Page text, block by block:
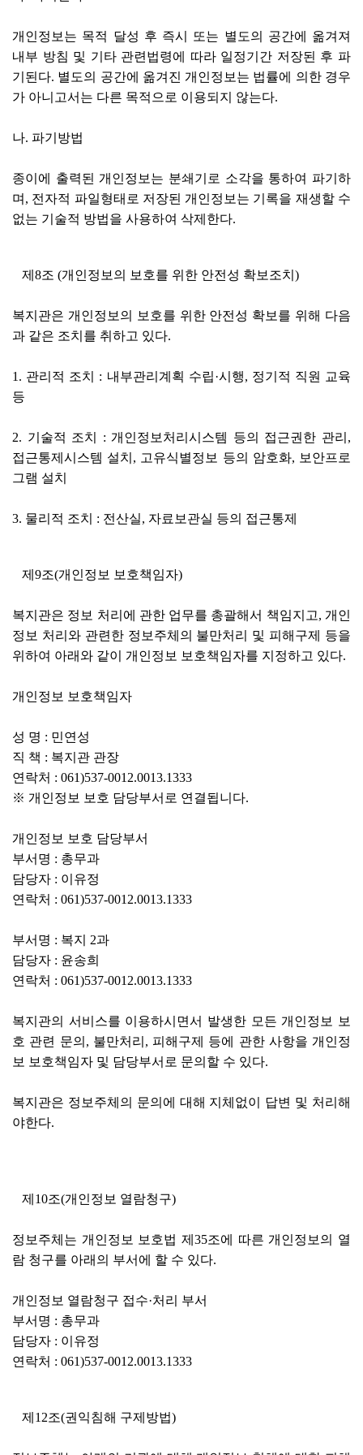
개인정보는 목적 달성 후 즉시 또는 별도의 공간에 옮겨져
내부 방침 및 기타 관련법령에 따라 일정기간 저장된 후 파
기된다. 별도의 공간에 옮겨진 개인정보는 법률에 의한 경우
가 아니고서는 다른 목적으로 이용되지 않는다.
나. 파기방법
종이에 출력된 개인정보는 분쇄기로 소각을 통하여 파기하
며, 전자적 파일형태로 저장된 개인정보는 기록을 재생할 수
없는 기술적 방법을 사용하여 삭제한다.
제8조 (개인정보의 보호를 위한 안전성 확보조치)
복지관은 개인정보의 보호를 위한 안전성 확보를 위해 다음
과 같은 조치를 취하고 있다.
1. 관리적 조치 : 내부관리계획 수립·시행, 정기적 직원 교육
등
2. 기술적 조치 : 개인정보처리시스템 등의 접근권한 관리,
접근통제시스템 설치, 고유식별정보 등의 암호화, 보안프로
그램 설치
3. 물리적 조치 : 전산실, 자료보관실 등의 접근통제
제9조(개인정보 보호책임자)
복지관은 정보 처리에 관한 업무를 총괄해서 책임지고, 개인
정보 처리와 관련한 정보주체의 불만처리 및 피해구제 등을
위하여 아래와 같이 개인정보 보호책임자를 지정하고 있다.
개인정보 보호책임자
성 명 : 민연성
직 책 : 복지관 관장
연락처 : 061)537-0012.0013.1333
※ 개인정보 보호 담당부서로 연결됩니다.
개인정보 보호 담당부서
부서명 : 총무과
담당자 : 이유정
연락처 : 061)537-0012.0013.1333
부서명 : 복지 2과
담당자 : 윤송희
연락처 : 061)537-0012.0013.1333
복지관의 서비스를 이용하시면서 발생한 모든 개인정보 보
호 관련 문의, 불만처리, 피해구제 등에 관한 사항을 개인정
보 보호책임자 및 담당부서로 문의할 수 있다.
복지관은 정보주체의 문의에 대해 지체없이 답변 및 처리해
야한다.
제10조(개인정보 열람청구)
정보주체는 개인정보 보호법 제35조에 따른 개인정보의 열
람 청구를 아래의 부서에 할 수 있다.
개인정보 열람청구 접수·처리 부서
부서명 : 총무과
담당자 : 이유정
연락처 : 061)537-0012.0013.1333
제12조(권익침해 구제방법)